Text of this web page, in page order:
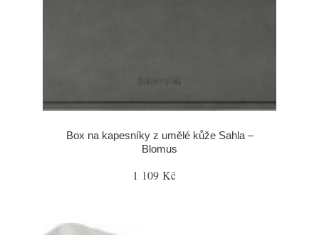
Box na kapesníky z umělé kůže Sahla –
Blomus
1 109 Kč